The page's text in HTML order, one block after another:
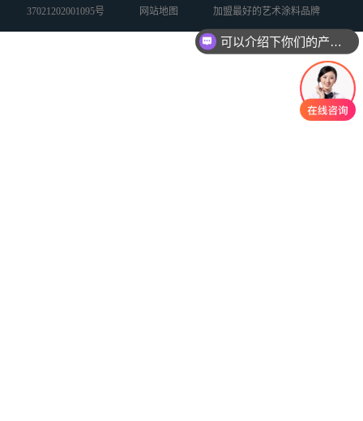
37021202001095号
网站地图 加盟最好的艺术涂料品牌